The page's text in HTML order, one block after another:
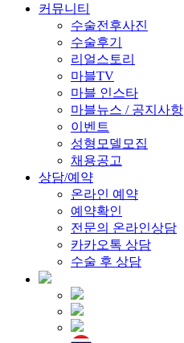
커뮤니티
수술전후사진
수술후기
리얼스토리
마블TV
마블 인스타
마블뉴스 / 공지사항
이벤트
성형모델모집
채용공고
상담/예약
온라인 예약
예약확인
전문의 온라인상담
카카오톡 상담
수술 후 상담